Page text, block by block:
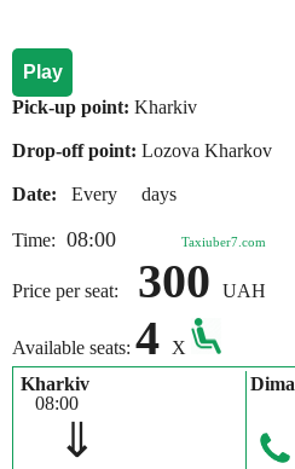
Play
Pick-up point: Kharkiv
Drop-off point: Lozova Kharkov
Date: Every days
Time: 08:00 Taxiuber7.com
Price per seat: 300 UAH
Available seats: 4
X
Kharkiv
08:00
⇓
Dima